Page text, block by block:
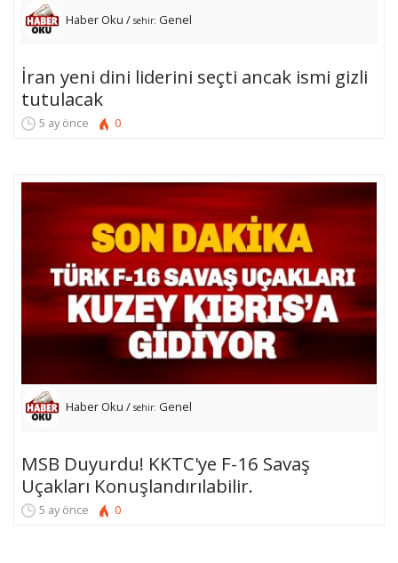
Haber Oku / sehir: Genel
İran yeni dini liderini seçti ancak ismi gizli
tutulacak
5 ay önce 0
Haber Oku / sehir: Genel
MSB Duyurdu! KKTC'ye F-16 Savaş
Uçakları Konuşlandırılabilir.
5 ay önce 0